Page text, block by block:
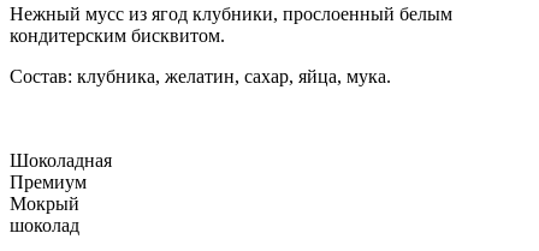
Нежный мусс из ягод клубники, прослоенный белым
кондитерским бисквитом.
Состав: клубника, желатин, сахар, яйца, мука.
Шоколадная
Премиум
Мокрый
шоколад